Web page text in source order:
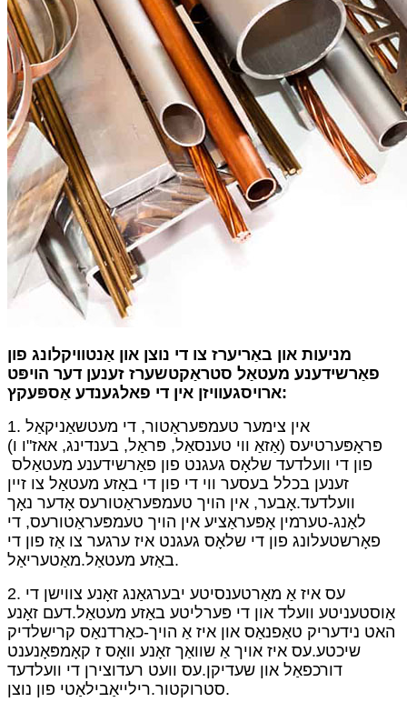
מניעות און באַריערז צו די נוצן און אַנטוויקלונג פון
פאַרשידענע מעטאַל סטראַקטשערז זענען דער הויפּט
ארויסגעוויזן אין די פאלגענדע אַספּעקץ:
1. אין צימער טעמפּעראַטור, די מעטשאַניקאַל
פּראָפּערטיעס (אַזאַ ווי טענסאַל, פּראַל, בענדינג, אאז"ו ו)
פון די וועלדעד שלאָס געגנט פון פאַרשידענע מעטאַלס ​​
זענען בכלל בעסער ווי די פון די באַזע מעטאַל צו זיין
וועלדעד.אָבער, אין הויך טעמפּעראַטורעס אָדער נאָך
לאַנג-טערמין אָפּעראַציע אין הויך טעמפּעראַטורעס, די
פאָרשטעלונג פון די שלאָס געגנט איז ערגער צו אַז פון די
באַזע מעטאַל.מאַטעריאַל.
2. עס איז אַ מאַרטענסיטע יבערגאַנג זאָנע צווישן די
אַוסטעניטע וועלד און די פּערליטע באַזע מעטאַל.דעם זאָנע
האט נידעריק טאַפנאַס און איז אַ הויך-כאַרדנאַס קרישלדיק
שיכטע.עס איז אויך אַ שוואַך זאָנע וואָס ז קאָמפּאָנענט
דורכפאַל און שעדיקן.עס וועט רעדוצירן די וועלדעד
סטרוקטור.רילייאַבילאַטי פון נוצן.